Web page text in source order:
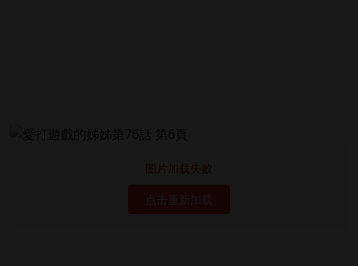
图片加载失败